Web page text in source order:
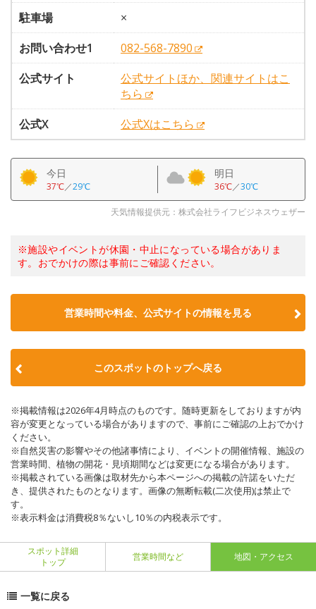
駐車場
×
お問い合わせ1
082-568-7890
公式サイト
公式サイトほか、関連サイトはこ
ちら
公式X
公式Xはこちら
今日
37℃／29℃
明日
36℃／30℃
天気情報提供元：株式会社ライフビジネスウェザー
※施設やイベントが休園・中止になっている場合がありま
す。おでかけの際は事前にご確認ください。
営業時間や料金、公式サイトの情報を見る
このスポットのトップへ戻る
※掲載情報は2026年4月時点のものです。随時更新をしておりますが内
容が変更となっている場合がありますので、事前にご確認の上おでかけ
ください。
※自然災害の影響やその他諸事情により、イベントの開催情報、施設の
営業時間、植物の開花・見頃期間などは変更になる場合があります。
※掲載されている画像は取材先から本ページへの掲載の許諾をいただ
き、提供されたものとなります。画像の無断転載(二次使用)は禁止で
す。
※表示料金は消費税8％ないし10％の内税表示です。
スポット詳細
トップ
営業時間など 地図・アクセス
一覧に戻る